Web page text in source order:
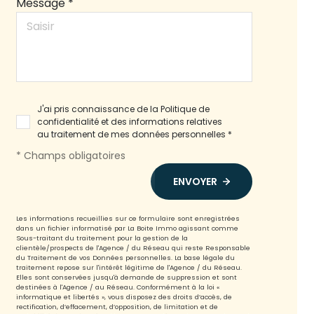
J'ai pris connaissance de la Politique de
confidentialité et des informations relatives
au traitement de mes données personnelles *
* Champs obligatoires
ENVOYER
Les informations recueillies sur ce formulaire sont enregistrées
dans un fichier informatisé par La Boite Immo agissant comme
Sous-traitant du traitement pour la gestion de la
clientèle/prospects de l'Agence / du Réseau qui reste Responsable
du Traitement de vos Données personnelles. La base légale du
traitement repose sur l'intérêt légitime de l'Agence / du Réseau.
Elles sont conservées jusqu'à demande de suppression et sont
destinées à l'Agence / au Réseau. Conformément à la loi «
informatique et libertés », vous disposez des droits d’accès, de
rectification, d’effacement, d’opposition, de limitation et de